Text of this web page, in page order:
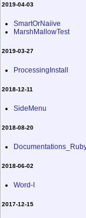
2019-04-03
SmartOrNaiive
MarshMallowTest
2019-03-27
ProcessingInstall
2018-12-11
SideMenu
2018-08-20
2018-06-02
Word-I
2017-12-15